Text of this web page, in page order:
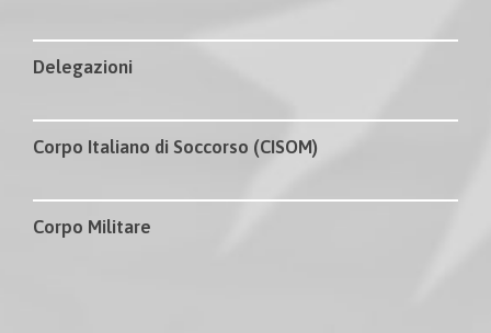
Delegazioni
Corpo Italiano di Soccorso (CISOM)
Corpo Militare